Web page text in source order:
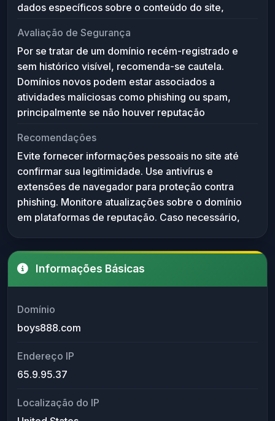
dados específicos sobre o conteúdo do site,
desenvolvimento. O uso de servidores DNS da
AWS indica uma infraestrutura confiável e
escalável, possivelmente para um site comercial
ou de serviços online. Sem acesso ao conteúdo
real, não é possível definir a finalidade exata do
website.
Avaliação de Segurança
Por se tratar de um domínio recém-registrado e
sem histórico visível, recomenda-se cautela.
Domínios novos podem estar associados a
atividades maliciosas como phishing ou spam,
principalmente se não houver reputação
DNS é positivo, pois são provedores
reconhecidos que aplicam políticas de segurança
rígidas. Recomenda-se verificar o conteúdo do
site com ferramentas antivírus e antiphishing antes
de fornecer dados pessoais ou realizar
transações. Monitorar reputação em serviços
ajudar na avaliação contínua.
Recomendações
Evite fornecer informações pessoais no site até
confirmar sua legitimidade. Use antivírus e
extensões de navegador para proteção contra
phishing. Monitore atualizações sobre o domínio
em plataformas de reputação. Caso necessário,
e sistema atualizados para maior segurança.
Informações Básicas
Domínio
boys888.com
Endereço IP
65.9.95.37
Localização do IP